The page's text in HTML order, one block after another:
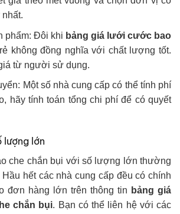
phẩm: Đôi khi bảng giá lưới cước bao
không đồng nghĩa với chất lượng tốt.
từ người sử dụng.
Một số nhà cung cấp có thể tính phí
hãy tính toán tổng chi phí để có quyết
lượng lớn
che chắn bụi với số lượng lớn thường
hết các nhà cung cấp đều có chính
đơn hàng lớn trên thông tin bảng giá
chắn bụi. Bạn có thể liên hệ với các